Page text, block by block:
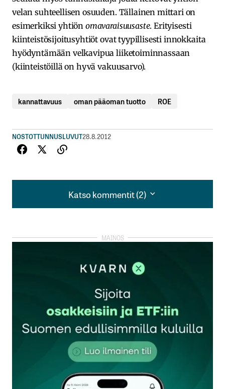
velan suhteellisen osuuden. Tällainen mittari on
esimerkiksi yhtiön omavaraisuusaste. Erityisesti
kiinteistösijoitusyhtiöt ovat tyypillisesti innokkaita
hyödyntämään velkavipua liiketoiminnassaan
(kiinteistöillä on hyvä vakuusarvo).
kannattavuus oman pääoman tuotto ROE
NOSTOTTUNNUSLUVUT28.8.2012
Katso kommentit (2)
Katso kommentit (2)
vaarallinen mittari että siinä on tuo
pääoman tuottoa, siinä velkavipu on tavallaan
Vastaa
Oman pääoman